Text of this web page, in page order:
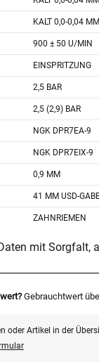
KALT 0,0-0,04 MM
900 ± 50 U/MIN
EINSPRITZUNG
2,5 BAR
2,5 (2,9) BAR
NGK DPR7EA-9
NGK DPR7EIX-9
0,9 MM
41 MM USD-
ZAHNRIEMEN
mit Sorgfalt,
Gebrauchtwert
oder Artikel in der